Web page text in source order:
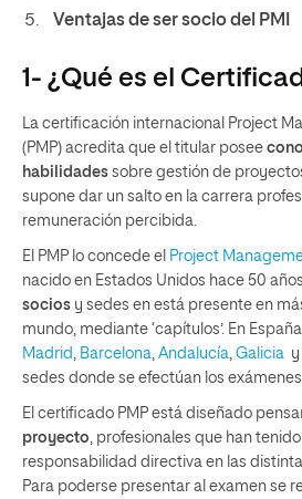
Ventajas de ser socio del PMI
1- ¿Qué es el
La certificación internacional Project
(PMP) acredita que el titular posee
habilidades sobre gestión de
supone dar un salto en la carrera
remuneración percibida.
El PMP lo concede el Project
nacido en Estados Unidos hace 50
socios y sedes en está presente en
mundo, mediante ‘capítulos’. En
Madrid, Barcelona, Andalucía, Galicia y
sedes donde se efectúan los
El certificado PMP está diseñado
proyecto, profesionales que han
responsabilidad directiva en las
Para poderse presentar al examen se